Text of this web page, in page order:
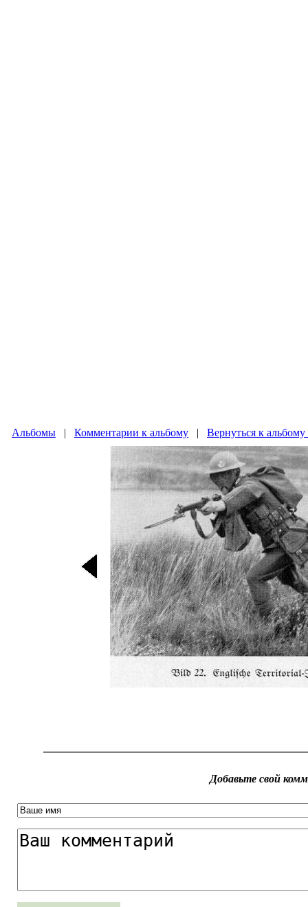
Альбомы | Комментарии к альбому | Вернуться к
Добавьте свой